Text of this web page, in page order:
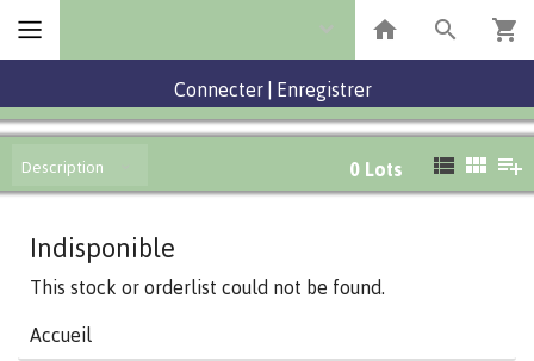
Connecter Enregistrer
Description 0 Lots
Indisponible
This stock or orderlist could not be found.
Accueil